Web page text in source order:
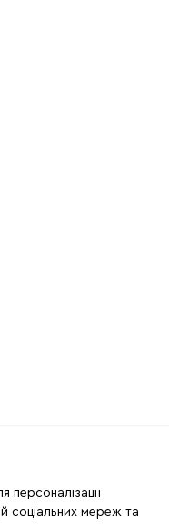
соціальних мереж та